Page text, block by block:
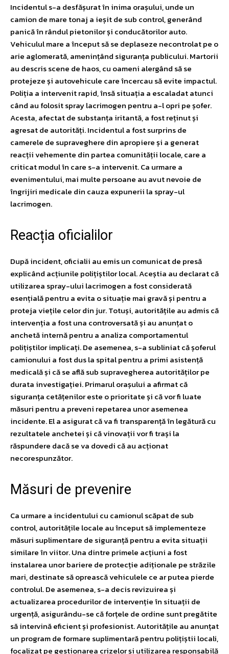
Incidentul s-a desfășurat în inima orașului, unde un
camion de mare tonaj a ieșit de sub control, generând
panică în rândul pietonilor și conducătorilor auto.
Vehiculul mare a început să se deplaseze necontrolat pe o
arie aglomerată, amenințând siguranța publicului. Martorii
au descris scene de haos, cu oameni alergând să se
protejeze și autovehicule care încercau să evite impactul.
Poliția a intervenit rapid, însă situația a escaladat atunci
când au folosit spray lacrimogen pentru a-l opri pe șofer.
Acesta, afectat de substanța iritantă, a fost reținut și
agresat de autorități. Incidentul a fost surprins de
camerele de supraveghere din apropiere și a generat
reacții vehemente din partea comunității locale, care a
criticat modul în care s-a intervenit. Ca urmare a
evenimentului, mai multe persoane au avut nevoie de
îngrijiri medicale din cauza expunerii la spray-ul
lacrimogen.
Reacția oficialilor
După incident, oficialii au emis un comunicat de presă
explicând acțiunile polițiștilor local. Aceștia au declarat că
utilizarea spray-ului lacrimogen a fost considerată
esențială pentru a evita o situație mai gravă și pentru a
proteja viețile celor din jur. Totuși, autoritățile au admis că
intervenția a fost una controversată și au anunțat o
anchetă internă pentru a analiza comportamentul
polițiștilor implicați. De asemenea, s-a subliniat că șoferul
camionului a fost dus la spital pentru a primi asistență
medicală și că se află sub supravegherea autorităților pe
durata investigației. Primarul orașului a afirmat că
siguranța cetățenilor este o prioritate și că vor fi luate
măsuri pentru a preveni repetarea unor asemenea
incidente. El a asigurat că va fi transparență în legătură cu
rezultatele anchetei și că vinovații vor fi trași la
răspundere dacă se va dovedi că au acționat
necorespunzător.
Măsuri de prevenire
Ca urmare a incidentului cu camionul scăpat de sub
control, autoritățile locale au început să implementeze
măsuri suplimentare de siguranță pentru a evita situații
similare în viitor. Una dintre primele acțiuni a fost
instalarea unor bariere de protecție adiționale pe străzile
mari, destinate să oprească vehiculele ce ar putea pierde
controlul. De asemenea, s-a decis revizuirea și
actualizarea procedurilor de intervenție în situații de
urgență, asigurându-se că forțele de ordine sunt pregătite
să intervină eficient și profesionist. Autoritățile au anunțat
un program de formare suplimentară pentru polițiștii locali,
focalizat pe gestionarea crizelor și utilizarea responsabilă